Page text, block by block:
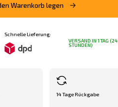
Warenkorb legen
Schnelle Lieferung:
VERSAND IN 1 TAG (24
STUNDEN)
14 Tage Rückgabe